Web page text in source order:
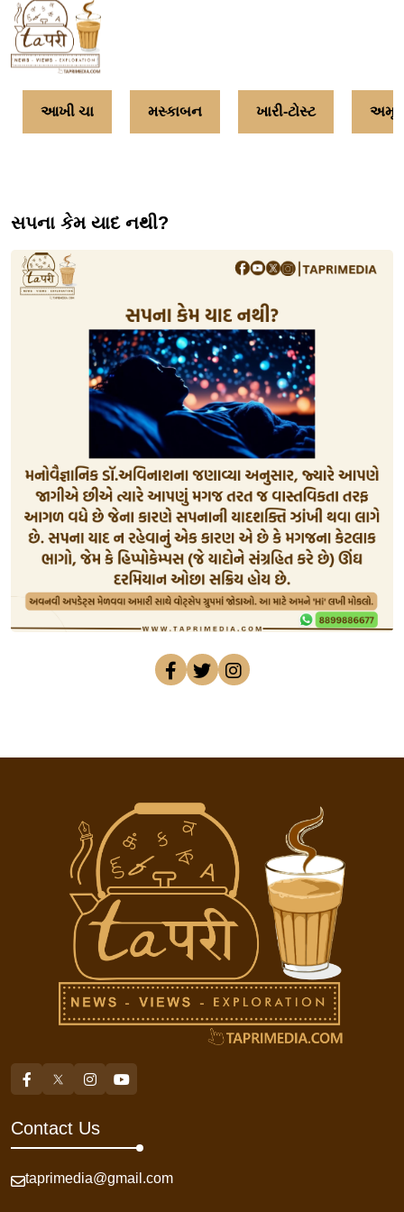
આખી ચા મસ્કાબન ખારી-ટોસ્ટ
સપના કેમ યાદ નથી?
Contact Us
taprimedia@gmail.com